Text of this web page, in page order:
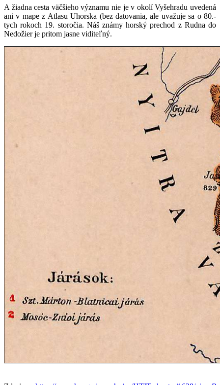
A žiadna cesta väčšieho významu nie je v okolí Vyšehradu uvedená
ani v mape z Atlasu Uhorska (bez datovania, ale uvažuje sa o 80.-
tych rokoch 19. storočia. Náš známy horský prechod z Rudna do
Nedožier je pritom jasne viditeľný.